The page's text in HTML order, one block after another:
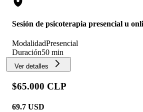
Sesión de psicoterapia presencial u
ModalidadPresencial
Duración50 min
Ver detalles
$65.000 CLP
69.7 USD